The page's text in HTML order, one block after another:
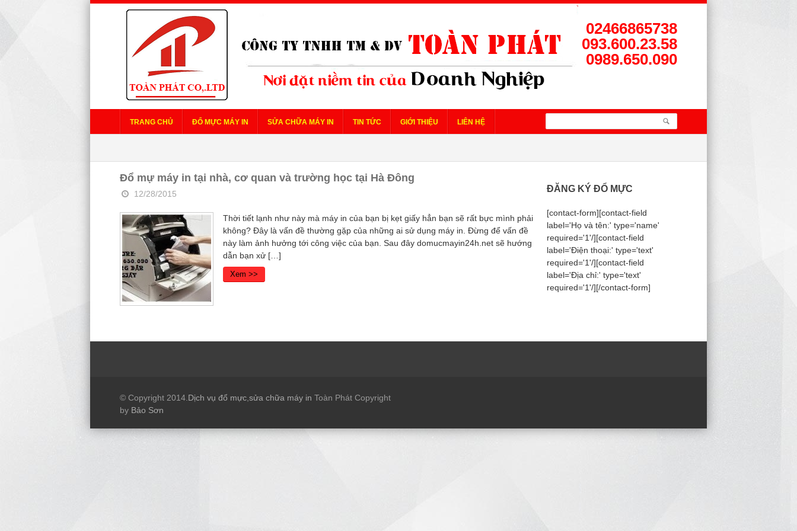
02466865738
093.600.23.58
0989.650.090
TRANG CHỦ ĐỔ MỰC MÁY IN SỬA CHỮA MÁY IN TIN TỨC GIỚI THIỆU LIÊN HỆ
Đổ mự máy in tại nhà, cơ quan và trường học tại Hà Đông
12/28/2015
Thời tiết lạnh như này mà máy in của bạn bị kẹt giấy hẳn bạn sẽ rất bực mình phải
không? Đây là vấn đề thường gặp của những ai sử dụng máy in. Đừng để vấn đề
này làm ảnh hưởng tới công việc của bạn. Sau đây domucmayin24h.net sẽ hướng
dẫn bạn xử […]
Xem >>
ĐĂNG KÝ ĐỔ MỰC
[contact-form][contact-field
label='Họ và tên:' type='name'
required='1'/][contact-field
label='Điện thoại:' type='text'
required='1'/][contact-field
label='Địa chỉ:' type='text'
required='1'/][/contact-form]
© Copyright 2014. Dịch vụ đổ mực sửa chữa máy in Toàn Phát Copyright
by Bảo Sơn